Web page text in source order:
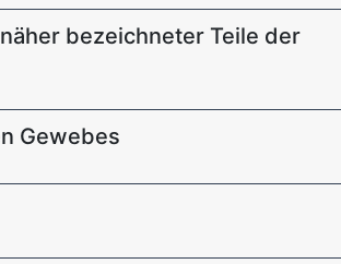
bezeichneter Teile der
Gewebes